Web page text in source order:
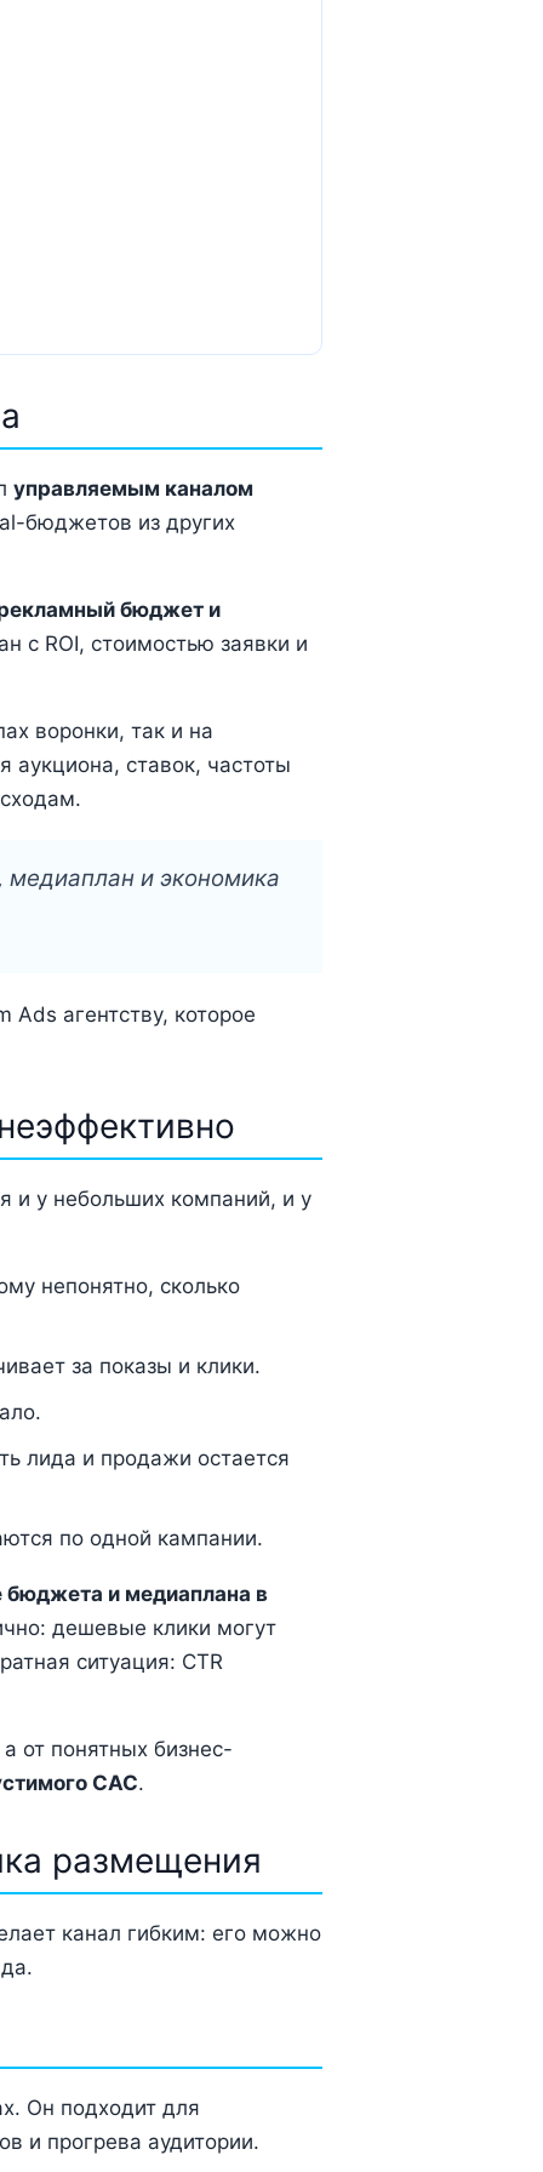
управляемым каналом
бюджетов из других
бюджет и
с ROI, стоимостью заявки и
воронки, так и на
аукциона, ставок, частоты
и экономика
агентству, которое
и у небольших компаний, и у
непонятно, сколько
за показы и клики.
лида и продажи остается
по одной кампании.
и медиаплана в
дешевые клики могут
ситуация: CTR
от понятных бизнес-
CAC.
размещения
канал гибким: его можно
Он подходит для
и прогрева аудитории.